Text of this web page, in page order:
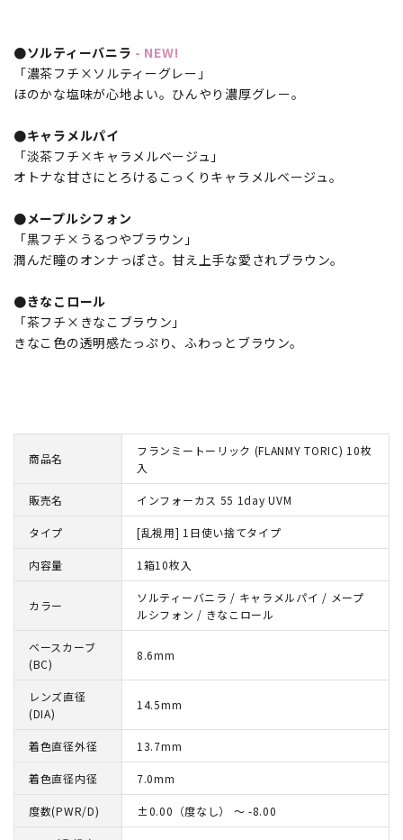
●ソルティーバニラ - NEW!
「濃茶フチ×ソルティーグレー」
ほのかな塩味が心地よい。ひんやり濃厚グレー。
●キャラメルパイ
「淡茶フチ×キャラメルベージュ」
オトナな甘さにとろけるこっくりキャラメルベージュ。
●メープルシフォン
「黒フチ×うるつやブラウン」
潤んだ瞳のオンナっぽさ。甘え上手な愛されブラウン。
●きなこロール
「茶フチ×きなこブラウン」
きなこ色の透明感たっぷり、ふわっとブラウン。
商品名
フランミートーリック (FLANMY TORIC) 10枚
入
販売名 インフォーカス 55 1day UVM
タイプ [乱視用] 1日使い捨てタイプ
内容量 1箱10枚入
カラー
ソルティーバニラ / キャラメルパイ / メープ
ルシフォン / きなこロール
ベースカーブ
(BC)
8.6mm
レンズ直径
(DIA)
14.5mm
着色直径外径 13.7mm
着色直径内径 7.0mm
度数(PWR/D) ±0.00（度なし） ～ -8.00